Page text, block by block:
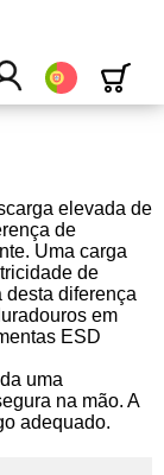
Português
elevada de
de
Uma carga
de
desta diferença
em
ESD
uma
na mão. A
adequado.